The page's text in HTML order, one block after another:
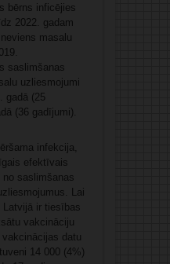
bērns inficējies
2022. gadam
masalu
saslimšanas
uzliesmojumi
gadā (25
(36 gadījumi).
infekcija,
efektīvais
saslimšanas
Lai
Latvijā ir tiesības
vakcināciju
datu
14 000 (4%)